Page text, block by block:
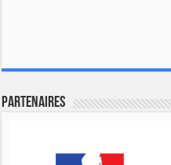
Partenaires